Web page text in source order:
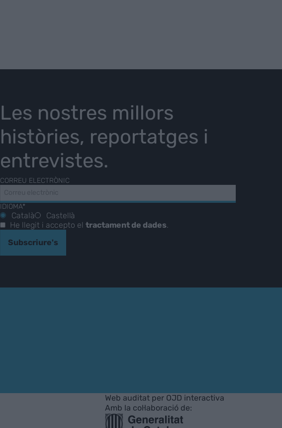
Les nostres millors
històries, reportatges i
entrevistes.
CORREU ELECTRÒNIC
IDIOMA*
Català
Castellà
He llegit i accepto el tractament de dades.
Subscriure's
Web auditat per OJD interactiva
Amb la col·laboració de: